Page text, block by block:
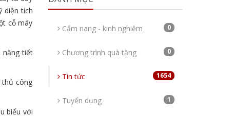
diện tích
cỗ máy
năng tiết
thủ công
biểu với
Cẩm nang - kinh nghiệm 0
Chương trình quà tặng 0
Tin tức 1654
Tuyển dụng 1